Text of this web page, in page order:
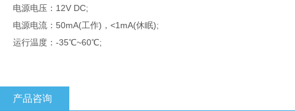
电源电压：12V DC;
电源电流：50mA(工作)，<1mA(休眠);
运行温度：-35℃~60℃;
产品咨询